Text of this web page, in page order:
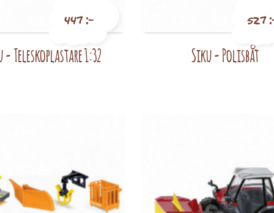
Pris
447 :-
Teleskoplastare 1:32 Pris
527
Siku - Polisbåt